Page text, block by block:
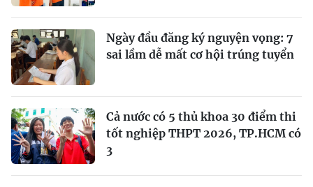
Ngày đầu đăng ký nguyện vọng: 7
sai lầm dễ mất cơ hội trúng tuyển
Cả nước có 5 thủ khoa 30 điểm thi
tốt nghiệp THPT 2026, TP.HCM có
3